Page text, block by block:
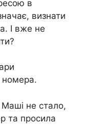
в
визнати
І вже не
номера.
не стало,
та просила